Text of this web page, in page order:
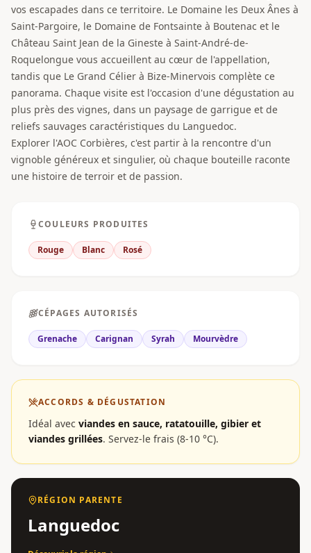
vos escapades dans ce territoire. Le Domaine les Deux Ânes à
Saint-Pargoire, le Domaine de Fontsainte à Boutenac et le
Château Saint Jean de la Gineste à Saint-André-de-
Roquelongue vous accueillent au cœur de l'appellation,
tandis que Le Grand Célier à Bize-Minervois complète ce
panorama. Chaque visite est l'occasion d'une dégustation au
plus près des vignes, dans un paysage de garrigue et de
reliefs sauvages caractéristiques du Languedoc.
Explorer l'AOC Corbières, c'est partir à la rencontre d'un
vignoble généreux et singulier, où chaque bouteille raconte
une histoire de terroir et de passion.
COULEURS PRODUITES
Rouge Blanc Rosé
CÉPAGES AUTORISÉS
Grenache Carignan Syrah Mourvèdre
ACCORDS & DÉGUSTATION
Idéal avec viandes en sauce, ratatouille, gibier et
viandes grillées. Servez-le frais (8-10 °C).
RÉGION PARENTE
Languedoc